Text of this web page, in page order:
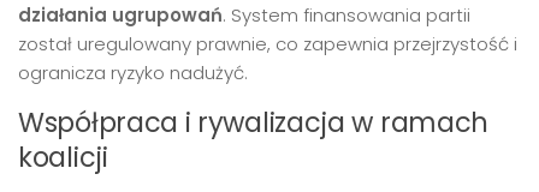
działania ugrupowań. System finansowania partii
został uregulowany prawnie, co zapewnia przejrzystość i
ogranicza ryzyko nadużyć.
Współpraca i rywalizacja w ramach
koalicji